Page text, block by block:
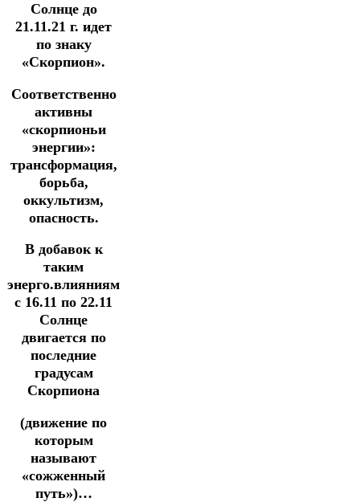
Солнце до
21.11.21 г. идет
по знаку
«Скорпион».
Соответственно
активны
«скорпионьи
энергии»:
трансформация,
борьба,
оккультизм,
опасность.
В добавок к
таким
энерго.влияниям
с 16.11 по 22.11
Солнце
двигается по
последние
градусам
Скорпиона
(движение по
которым
называют
«сожженный
путь»)…